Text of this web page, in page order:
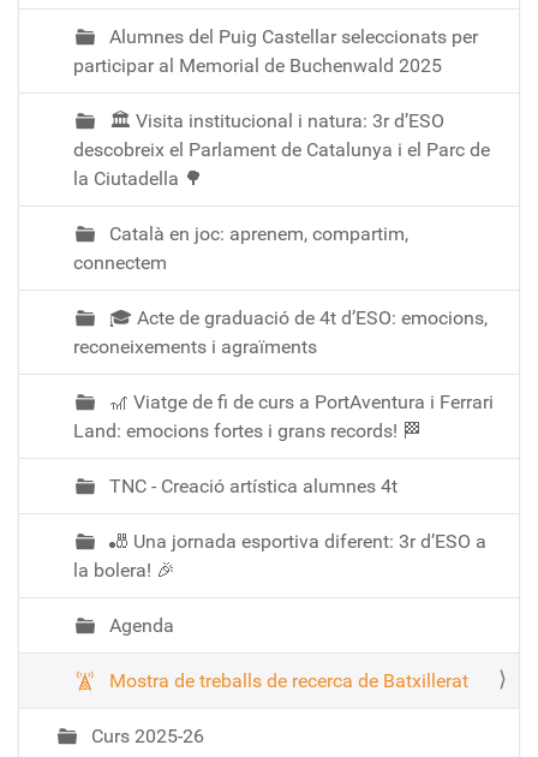
Alumnes del Puig Castellar seleccionats per
participar al Memorial de Buchenwald 2025
🏛️ Visita institucional i natura: 3r d’ESO
descobreix el Parlament de Catalunya i el Parc de
la Ciutadella 🌳
Català en joc: aprenem, compartim,
connectem
🎓 Acte de graduació de 4t d’ESO: emocions,
reconeixements i agraïments
🎢 Viatge de fi de curs a PortAventura i Ferrari
Land: emocions fortes i grans records! 🏁
TNC - Creació artística alumnes 4t
🎳 Una jornada esportiva diferent: 3r d’ESO a
la bolera! 🎉
Agenda
Mostra de treballs de recerca de Batxillerat
Curs 2025-26